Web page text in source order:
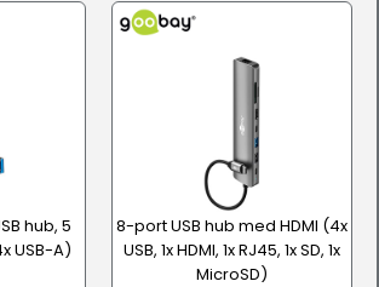
hub, 5
USB-A)
8-port USB hub med HDMI (4x
USB, 1x HDMI, 1x RJ45, 1x SD, 1x
MicroSD)